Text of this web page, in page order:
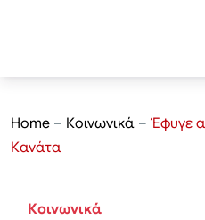
Home – Κοινωνικά – Έφυγε
Κανάτα
Κοινωνικά